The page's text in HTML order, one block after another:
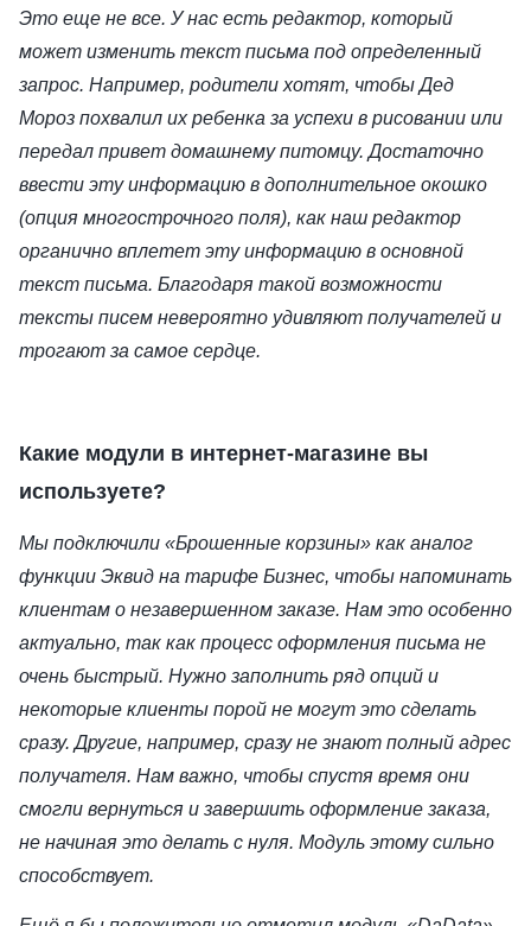
Это еще не все. У нас есть редактор, который
может изменить текст письма под определенный
запрос. Например, родители хотят, чтобы Дед
Мороз похвалил их ребенка за успехи в рисовании или
передал привет домашнему питомцу. Достаточно
ввести эту информацию в дополнительное окошко
(опция многострочного поля), как наш редактор
органично вплетет эту информацию в основной
текст письма. Благодаря такой возможности
тексты писем невероятно удивляют получателей и
трогают за самое сердце.
Какие модули в интернет-магазине вы
используете?
Мы подключили «Брошенные корзины» как аналог
функции Эквид на тарифе Бизнес, чтобы напоминать
клиентам о незавершенном заказе. Нам это особенно
актуально, так как процесс оформления письма не
очень быстрый. Нужно заполнить ряд опций и
некоторые клиенты порой не могут это сделать
сразу. Другие, например, сразу не знают полный адрес
получателя. Нам важно, чтобы спустя время они
смогли вернуться и завершить оформление заказа,
не начиная это делать с нуля. Модуль этому сильно
способствует.